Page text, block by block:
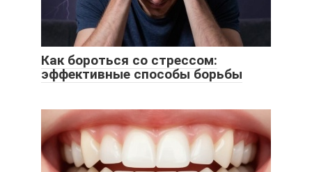
Как бороться со стрессом:
эффективные способы борьбы